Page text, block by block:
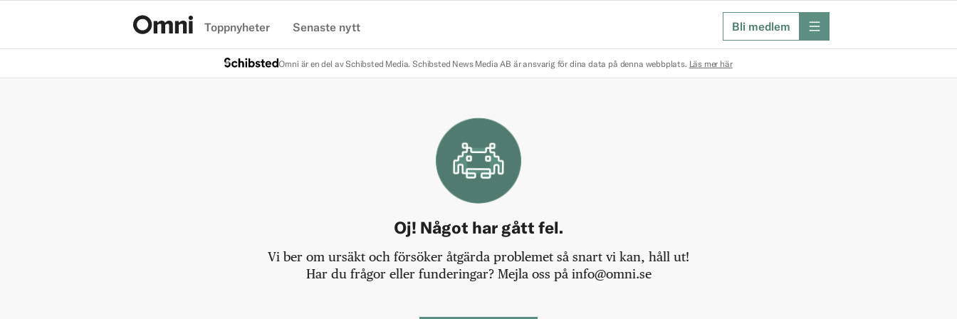
Toppnyheter Senaste nytt Bli medlem meny
Omni är en del av Schibsted Media. Schibsted News Media AB är ansvarig för dina data på denna webbplats. Läs mer här
Oj! Något har gått fel.
Vi ber om ursäkt och försöker åtgärda problemet så snart vi kan, håll ut!
Har du frågor eller funderingar? Mejla oss på info@omni.se